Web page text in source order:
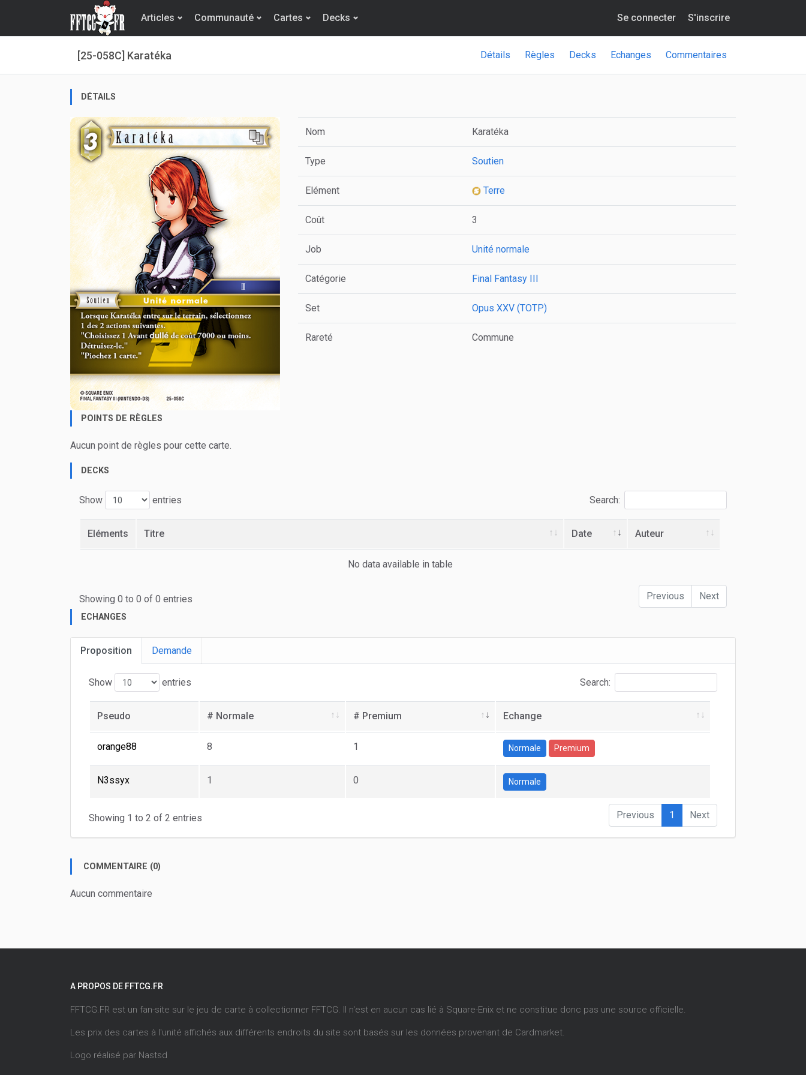
Articles Communauté Cartes Decks Se connecter S'inscrire
[25-058C] Karatéka Détails Règles Decks Echanges Commentaires
DÉTAILS
Nom Karatéka
Type Soutien
Elément Terre
Coût 3
Job Unité normale
Catégorie Final Fantasy III
Set Opus XXV (TOTP)
Rareté Commune
POINTS DE RÈGLES
Aucun point de règles pour cette carte.
DECKS
Show entries Search:
Eléments Titre Date Auteur
No data available in table
Showing 0 to 0 of 0 entries Previous Next
ECHANGES
Proposition Demande
Show entries Search:
Pseudo # Normale # Premium Echange
orange88 8 1 Normale Premium
N3ssyx 1 0 Normale
Showing 1 to 2 of 2 entries Previous 1 Next
COMMENTAIRE (0)
Aucun commentaire
A PROPOS DE FFTCG.FR
FFTCG.FR est un fan-site sur le jeu de carte à collectionner FFTCG. Il n'est en aucun cas lié à Square-Enix et ne constitue donc pas une source officielle.
Les prix des cartes à l'unité affichés aux différents endroits du site sont basés sur les données provenant de Cardmarket.
Logo réalisé par Nastsd